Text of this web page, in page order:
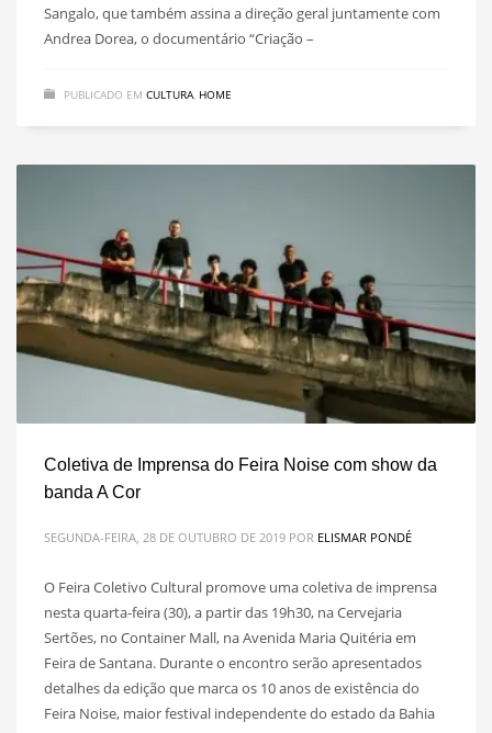
Sangalo, que também assina a direção geral juntamente com
Andrea Dorea, o documentário “Criação –
PUBLICADO EM CULTURA, HOME
Coletiva de Imprensa do Feira Noise com show da
banda A Cor
SEGUNDA-FEIRA, 28 DE OUTUBRO DE 2019 POR ELISMAR PONDÉ
O Feira Coletivo Cultural promove uma coletiva de imprensa
nesta quarta-feira (30), a partir das 19h30, na Cervejaria
Sertões, no Container Mall, na Avenida Maria Quitéria em
Feira de Santana. Durante o encontro serão apresentados
detalhes da edição que marca os 10 anos de existência do
Feira Noise, maior festival independente do estado da Bahia